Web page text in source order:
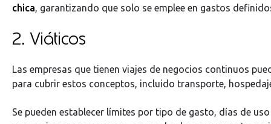
chica, garantizando que solo se emplee en gastos
2. Viáticos
Las empresas que tienen viajes de negocios continuos
para cubrir estos conceptos, incluido transporte,
Se pueden establecer límites por tipo de gasto, días de